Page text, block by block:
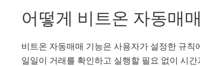
어떻게 비트온 자동매
비트온 자동매매 기능은 사용자가 설정한 규
일일이 거래를 확인하고 실행할 필요 없이 시